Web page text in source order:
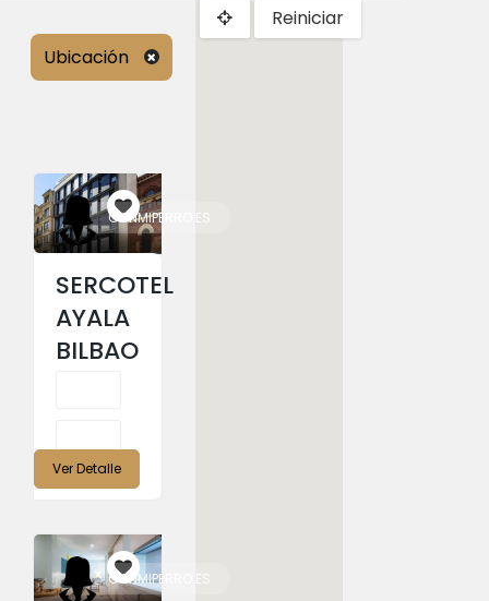
Ubicación
CONMIPERRO.ES
SERCOTEL
AYALA
BILBAO
Ver Detalle
CONMIPERRO.ES
Reiniciar